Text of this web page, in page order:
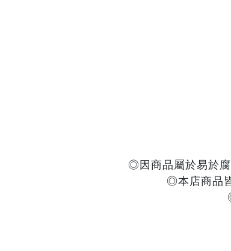
◎因商品屬於易於
◎本店商品